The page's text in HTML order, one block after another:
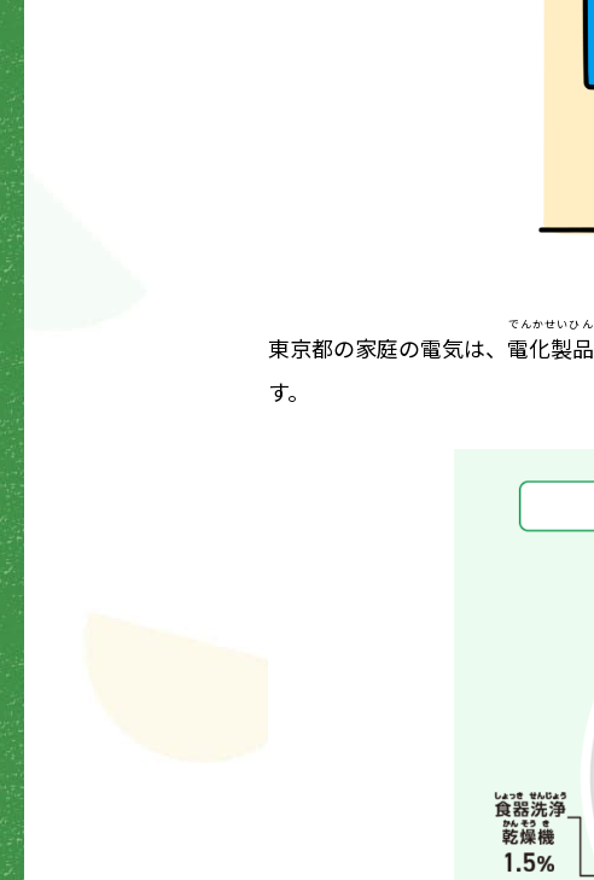
東京都の家庭の電気は、 電化製品
でんかせいひん
す。